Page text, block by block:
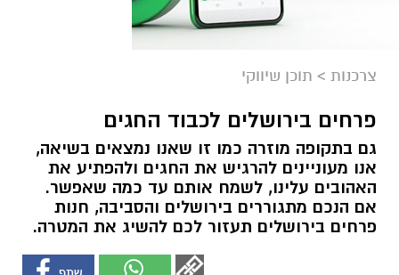
צרכנות > תוכן שיווקי
פרחים בירושלים לכבוד החגים
גם בתקופה מוזרה כמו זו שאנו נמצאים בשיאה,
אנו מעוניינים להרגיש את החגים ולהפתיע את
האהובים עלינו, לשמח אותם עד כמה שאפשר.
אם הנכם מתגוררים בירושלים והסביבה, חנות
פרחים בירושלים תעזור לכם להשיג את המטרה.